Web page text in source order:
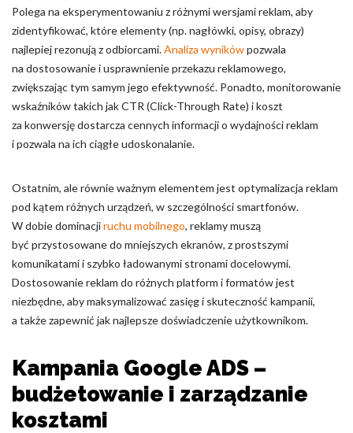
Polega na eksperymentowaniu z różnymi wersjami reklam, aby
zidentyfikować, które elementy (np. nagłówki, opisy, obrazy)
najlepiej rezonują z odbiorcami.Analiza wynikówpozwala
na dostosowanie i usprawnienie przekazu reklamowego,
zwiększając tym samym jego efektywność. Ponadto, monitorowanie
wskaźników takich jak CTR (Click-Through Rate) i koszt
za konwersję dostarcza cennych informacji o wydajności reklam
i pozwala na ich ciągłe udoskonalanie.
Ostatnim, ale równie ważnym elementem jest optymalizacja reklam
pod kątem różnych urządzeń, w szczególności smartfonów.
W dobie dominacjiruchu mobilnego, reklamy muszą
być przystosowane do mniejszych ekranów, z prostszymi
komunikatami i szybko ładowanymi stronami docelowymi.
Dostosowanie reklam do różnych platform i formatów jest
niezbędne, aby maksymalizować zasięg i skuteczność kampanii,
a także zapewnić jak najlepsze doświadczenie użytkownikom.
Kampania Google ADS –
budżetowanie i zarządzanie
kosztami